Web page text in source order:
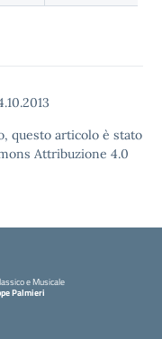
questo articolo è stato
Attribuzione 4.0
e Musicale
Palmieri